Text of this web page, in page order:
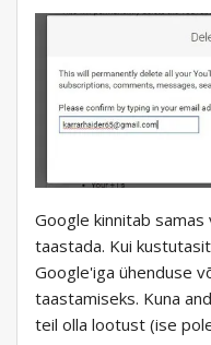
Google kinnitab
taastada. Kui
Google'iga ühenduse
taastamiseks. Kuna
teil olla lootust (ise